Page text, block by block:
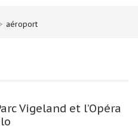
aéroport
Vigeland et l’Opéra